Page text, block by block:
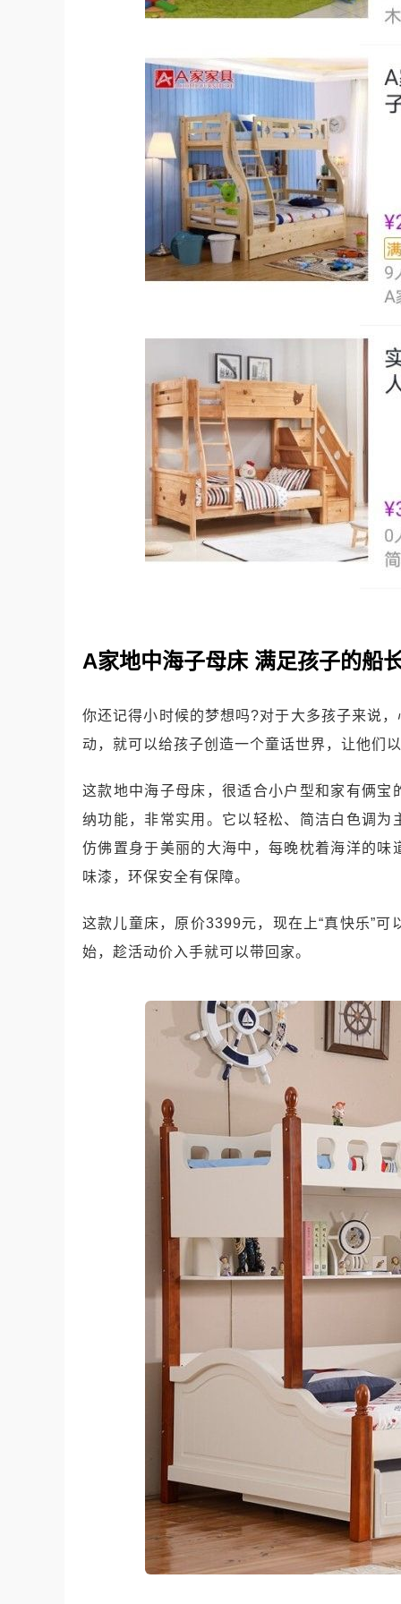
A家地中海子母床 满足孩子的船
你还记得小时候的梦想吗?对于大多孩子来说
动，就可以给孩子创造一个童话世界，让他们
这款地中海子母床，很适合小户型和家有俩
纳功能，非常实用。它以轻松、简洁白色调
仿佛置身于美丽的大海中，每晚枕着海洋的
味漆，环保安全有保障。
这款儿童床，原价3399元，现在上“真快乐”
始，趁活动价入手就可以带回家。